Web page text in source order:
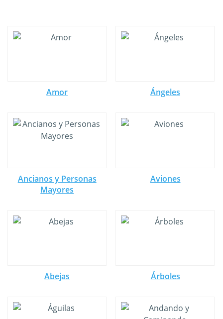
Amor Ángeles
Ancianos y Personas
Mayores
Aviones
Abejas Árboles